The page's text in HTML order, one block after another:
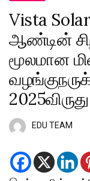
Vista
ஆண்டின்
மூலமான
2025விருது
EDU TEAM